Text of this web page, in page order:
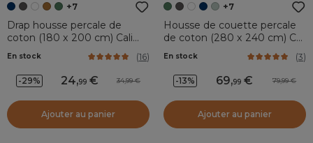
+7
Drap housse percale de
coton (180 x 200 cm) Cali
En stock (16)
-29% 24,99 34,99
Ajouter au panier
+7
Housse de couette percale
de coton (280 x 240 cm) Cali
En stock (3)
-13% 69,99 79,99
Ajouter au panier